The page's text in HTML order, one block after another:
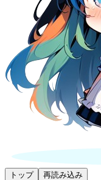
トップ 再読み込み